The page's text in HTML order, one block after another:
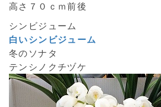
高さ７０ｃｍ前後
シンビジューム
白いシンビジューム
冬のソナタ
テンシノクチヅケ